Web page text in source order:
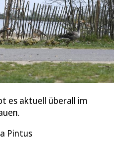
es aktuell überall im
Pintus